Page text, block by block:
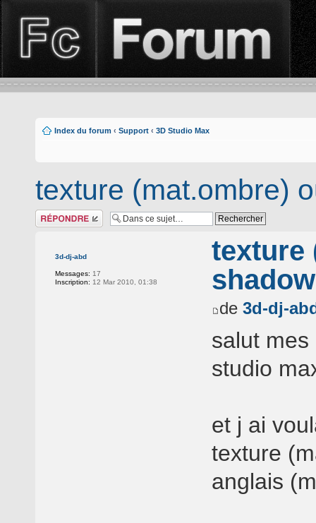
Index du forum ‹ Support ‹ 3D Studio Max
texture (mat.ombre)
Répondre
3d-dj-abd
Messages: 17
Inscription: 12 Mar 2010, 01:38
texture
shadow
de 3d-dj-
salut
studio
et j ai
texture
anglais